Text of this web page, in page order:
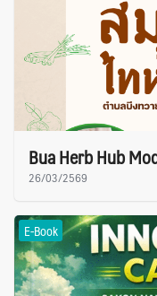
Bua Herb Hub
26/03/2569
E-Book